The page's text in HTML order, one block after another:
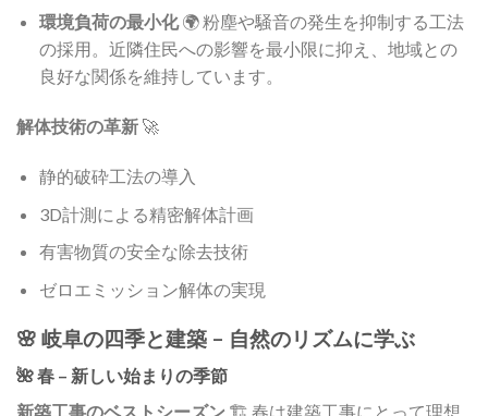
環境負荷の最小化🌍 粉塵や騒音の発生を抑制する工法
の採用。近隣住民への影響を最小限に抑え、地域との
良好な関係を維持しています。
解体技術の革新 🚀
静的破砕工法の導入
3D計測による精密解体計画
有害物質の安全な除去技術
ゼロエミッション解体の実現
🌸 岐阜の四季と建築 – 自然のリズムに学ぶ
🌺 春 – 新しい始まりの季節
新築工事のベストシーズン 🏗️ 春は建築工事にとって理想